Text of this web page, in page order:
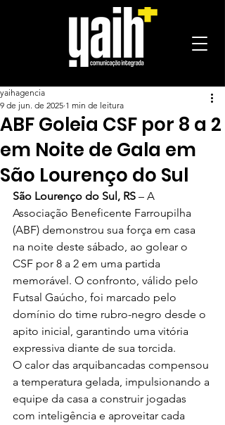
ABF Goleia CSF por 8 a 2
em Noite de Gala em
São Lourenço do Sul
yaihagencia
9 de jun. de 2025 1 min de leitura
São Lourenço do Sul, RS – A
Associação Beneficente Farroupilha
(ABF) demonstrou sua força em casa
na noite deste sábado, ao golear o
CSF por 8 a 2 em uma partida
memorável. O confronto, válido pelo
Futsal Gaúcho, foi marcado pelo
domínio do time rubro-negro desde o
apito inicial, garantindo uma vitória
expressiva diante de sua torcida.
O calor das arquibancadas compensou
a temperatura gelada, impulsionando a
equipe da casa a construir jogadas
com inteligência e aproveitar cada